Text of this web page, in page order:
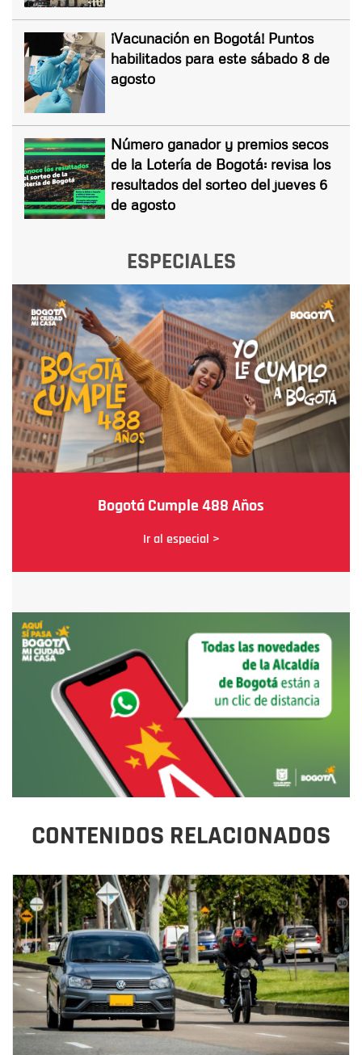
¡Vacunación en Bogotá! Puntos
habilitados para este sábado 8 de
agosto
Número ganador y premios secos
de la Lotería de Bogotá: revisa los
resultados del sorteo del jueves 6
de agosto
ESPECIALES
Bogotá Cumple 488 Años
Ir al especial >
CONTENIDOS RELACIONADOS